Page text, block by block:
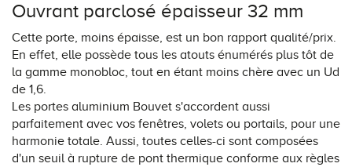
Ouvrant parclosé épaisseur 32 mm
Cette porte, moins épaisse, est un bon rapport qualité/prix.
En effet, elle possède tous les atouts énumérés plus tôt de
la gamme monobloc, tout en étant moins chère avec un Ud
de 1,6.
Les portes aluminium Bouvet s'accordent aussi
parfaitement avec vos fenêtres, volets ou portails, pour une
harmonie totale. Aussi, toutes celles-ci sont composées
d'un seuil à rupture de pont thermique conforme aux règles